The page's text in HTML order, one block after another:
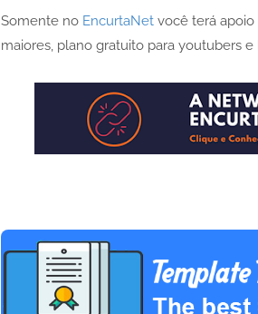
Somente no EncurtaNet você terá apoio
maiores, plano gratuito para youtubers e